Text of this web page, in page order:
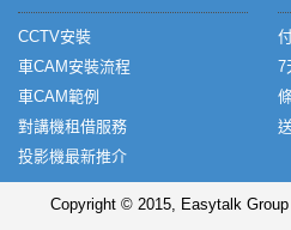
CCTV安裝
車CAM安裝流程
車CAM範例
對講機租借服務
投影機最新推介
7
Copyright © 2015, Easytalk